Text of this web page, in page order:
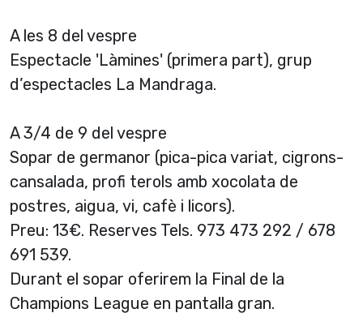
A les 8 del vespre
Espectacle 'Làmines' (primera part), grup
d’espectacles La Mandraga.
A 3/4 de 9 del vespre
Sopar de germanor (pica-pica variat, cigrons-
cansalada, profi terols amb xocolata de
postres, aigua, vi, cafè i licors).
Preu: 13€. Reserves Tels. 973 473 292 / 678
691 539.
Durant el sopar oferirem la Final de la
Champions League en pantalla gran.